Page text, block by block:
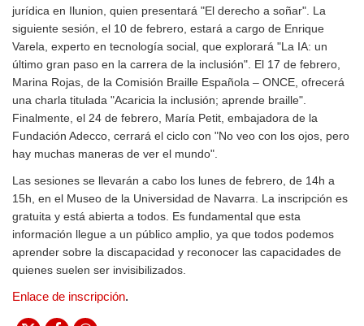
jurídica en Ilunion, quien presentará "El derecho a soñar". La
siguiente sesión, el 10 de febrero, estará a cargo de Enrique
Varela, experto en tecnología social, que explorará "La IA: un
último gran paso en la carrera de la inclusión". El 17 de febrero,
Marina Rojas, de la Comisión Braille Española – ONCE, ofrecerá
una charla titulada "Acaricia la inclusión; aprende braille".
Finalmente, el 24 de febrero, María Petit, embajadora de la
Fundación Adecco, cerrará el ciclo con "No veo con los ojos, pero
hay muchas maneras de ver el mundo".
Las sesiones se llevarán a cabo los lunes de febrero, de 14h a
15h, en el Museo de la Universidad de Navarra. La inscripción es
gratuita y está abierta a todos. Es fundamental que esta
información llegue a un público amplio, ya que todos podemos
aprender sobre la discapacidad y reconocer las capacidades de
quienes suelen ser invisibilizados.
Enlace de inscripción.